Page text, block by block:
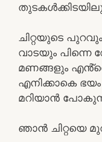
ചിറ്റയുടെ
വാടയും
മണങ്ങളും എൻ്റെ
എനിക്കാകെ ഭയം
മറിയാൻ
ഞാൻ ചിറ്റയെ